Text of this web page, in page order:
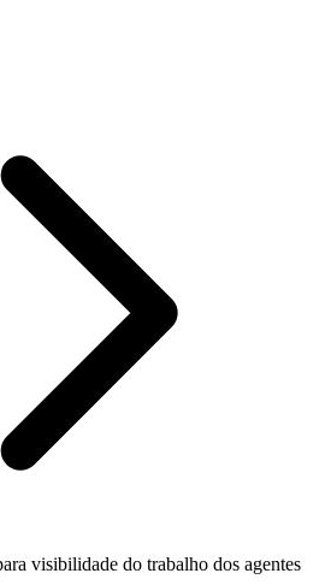
visibilidade do trabalho dos agentes